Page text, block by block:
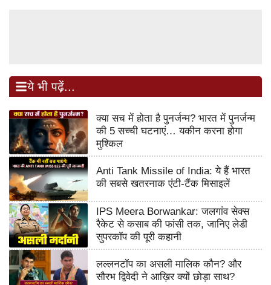
ये भी पढ़ें...
क्या सच में होता है पुनर्जन्म? भारत में पुनर्जन्म
की 5 सच्ची घटनाएं… यकीन करना होगा
मुश्किल
Anti Tank Missile of India: ये हैं भारत
की सबसे खतरनाक एंटी-टैंक मिसाइलें
IPS Meera Borwankar: जलगांव सेक्स
रैकेट से कसाब की फांसी तक, जानिए लेडी
सुपरकॉप की पूरी कहानी
लल्लनटॉप का असली मालिक कौन? और
सौरभ द्विवेदी ने आख़िर क्यों छोड़ा साथ?